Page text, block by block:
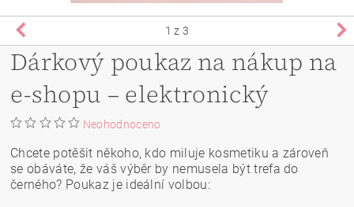
1 z 3
Dárkový poukaz na nákup na
e-shopu – elektronický
Neohodnoceno
Chcete potěšit někoho, kdo miluje kosmetiku a zároveň
se obáváte, že váš výběr by nemusela být trefa do
černého? Poukaz je ideální volbou: